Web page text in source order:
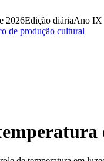
2026Edição diáriaAno IX
de produção cultural